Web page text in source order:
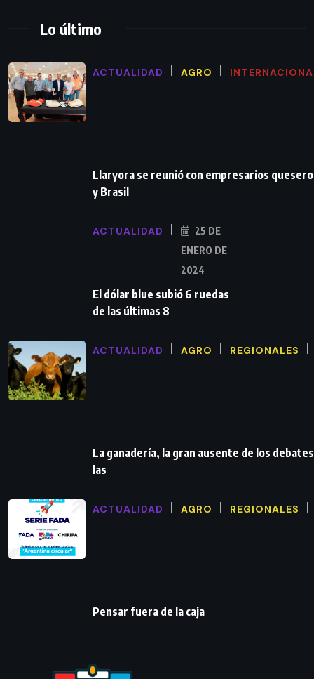
Lo último
ACTUALIDAD AGRO
Llaryora se reunió con empresarios
y Brasil
ACTUALIDAD
25 DE
ENERO DE
2024
El dólar blue subió 6 ruedas
de las últimas 8
ACTUALIDAD AGRO REGIONALES
La ganadería, la gran ausente de los
las
ACTUALIDAD AGRO REGIONALES
Pensar fuera de la caja